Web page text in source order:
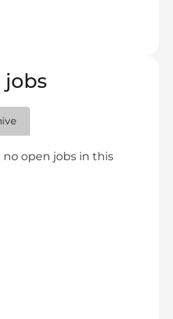
jobs
open jobs in this